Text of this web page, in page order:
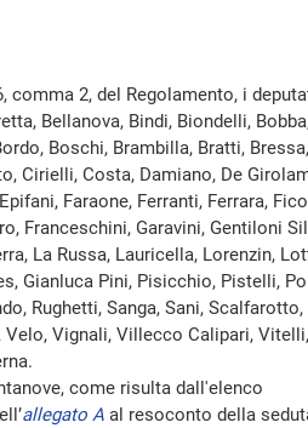
2, del Regolamento, i
Bellanova, Bindi, Biondelli,
Boschi, Brambilla, Bratti, Bressa,
Cirielli, Costa, Damiano, De
Faraone, Ferranti, Ferrara,
Franceschini, Garavini, Gentiloni
La Russa, Lauricella, Lorenzin,
Gianluca Pini, Pisicchio, Pistelli,
Rughetti, Sanga, Sani, Scalfarotto,
Velo, Vignali, Villecco Calipari,
come risulta dall'elenco
allegato A al resoconto della